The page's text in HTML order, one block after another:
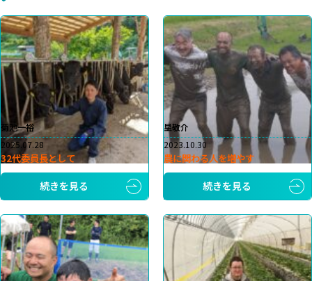
菊池一裕
2025.07.28
32代委員長として
続きを見る
星敬介
2023.10.30
農に関わる人を増やす
続きを見る